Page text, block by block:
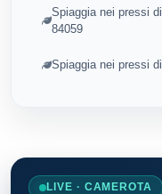
Spiaggia nei pressi
84059
Spiaggia nei pressi
LIVE · CAMEROTA